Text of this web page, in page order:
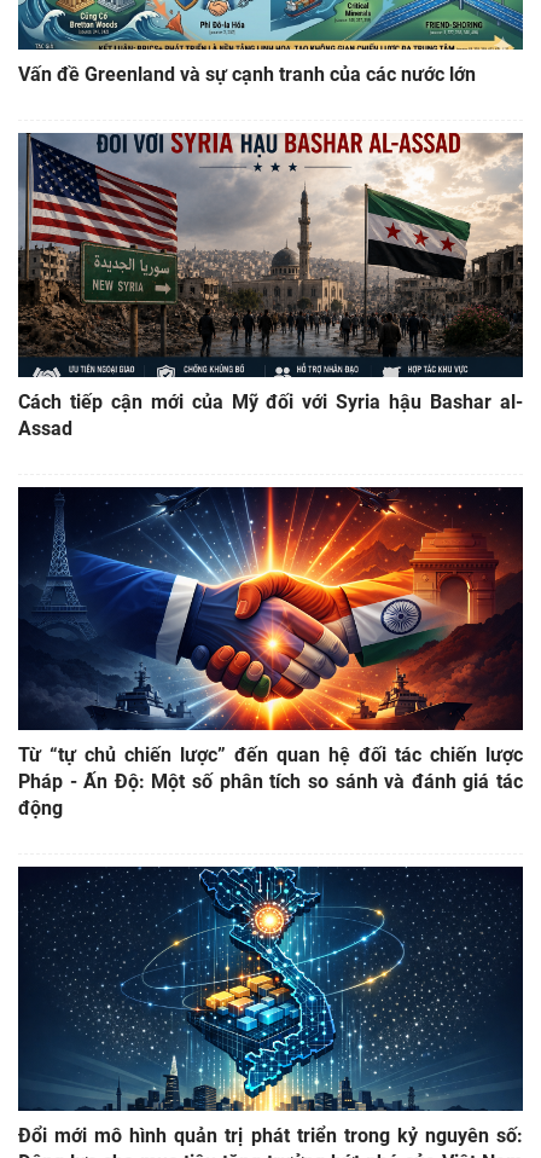
Vấn đề Greenland và sự cạnh tranh của các nước lớn
Cách tiếp cận mới của Mỹ đối với Syria hậu Bashar al-
Assad
Từ “tự chủ chiến lược” đến quan hệ đối tác chiến lược
Pháp - Ấn Độ: Một số phân tích so sánh và đánh giá tác
động
Đổi mới mô hình quản trị phát triển trong kỷ nguyên số: